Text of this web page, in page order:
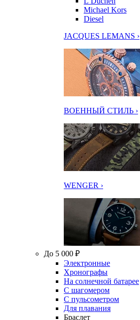
Michael Kors
Diesel
JACQUES LEMANS ›
ВОЕННЫЙ СТИЛЬ ›
WENGER ›
До 5 000 ₽
Электронные
Хронографы
На солнечной батарее
С шагомером
С пульсометром
Для плавания
Браслет